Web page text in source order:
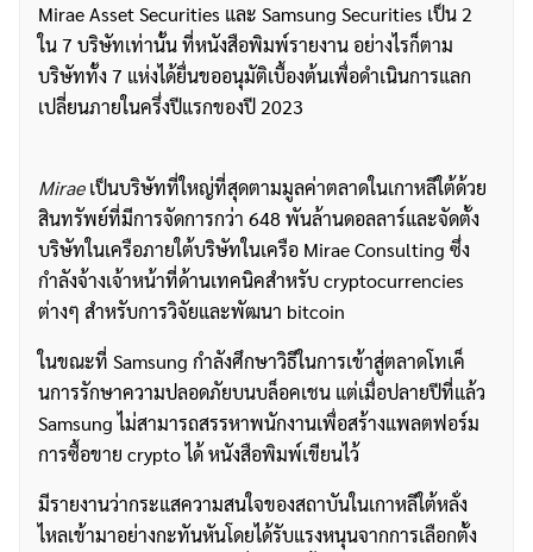
Mirae Asset Securities และ Samsung Securities เป็น 2
ใน 7 บริษัทเท่านั้น ที่หนังสือพิมพ์รายงาน อย่างไรก็ตาม
บริษัททั้ง 7 แห่งได้ยื่นขออนุมัติเบื้องต้นเพื่อดำเนินการแลก
เปลี่ยนภายในครึ่งปีแรกของปี 2023
Miraeเป็นบริษัทที่ใหญ่ที่สุดตามมูลค่าตลาดในเกาหลีใต้ด้วย
สินทรัพย์ที่มีการจัดการกว่า 648 พันล้านดอลลาร์และจัดตั้ง
บริษัทในเครือภายใต้บริษัทในเครือ Mirae Consulting ซึ่ง
กำลังจ้างเจ้าหน้าที่ด้านเทคนิคสำหรับ cryptocurrencies
ต่างๆ สำหรับการวิจัยและพัฒนา bitcoin
ในขณะที่ Samsung กำลังศึกษาวิธีในการเข้าสู่ตลาดโทเค็
นการรักษาความปลอดภัยบนบล็อคเชน แต่เมื่อปลายปีที่แล้ว
Samsung ไม่สามารถสรรหาพนักงานเพื่อสร้างแพลตฟอร์ม
การซื้อขาย crypto ได้ หนังสือพิมพ์เขียนไว้
มีรายงานว่ากระแสความสนใจของสถาบันในเกาหลีใต้หลั่ง
ไหลเข้ามาอย่างกะทันหันโดยได้รับแรงหนุนจากการเลือกตั้ง